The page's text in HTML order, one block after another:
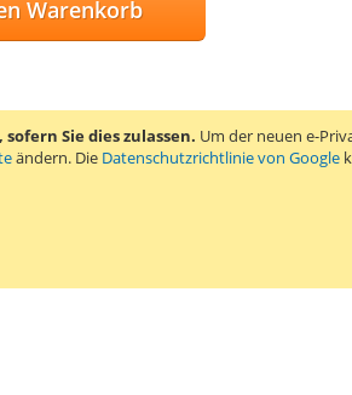
Sie dies zulassen. Um der neuen e-
ändern. Die Datenschutzrichtlinie von Google
Warenkorb
HINZUFÜGEN
HINZUFÜGEN